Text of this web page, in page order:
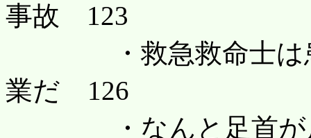
事故 123
・救急救命士は患
業だ 126
・なんと足首が皮